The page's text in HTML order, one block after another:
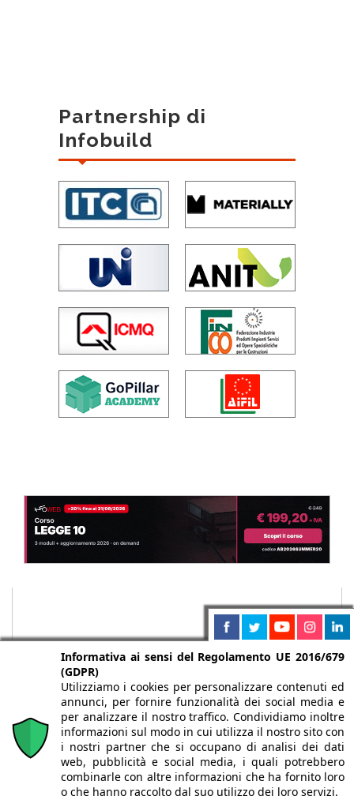
Partnership di
Infobuild
Chi siamo Autori Per la tua pubblicità
Iscriviti alla
newsletter
Informativa ai sensi del Regolamento UE 2016/679
(GDPR)
Utilizziamo i cookies per personalizzare contenuti ed
annunci, per fornire funzionalità dei social media e
per analizzare il nostro traffico. Condividiamo inoltre
informazioni sul modo in cui utilizza il nostro sito con
i nostri partner che si occupano di analisi dei dati
web, pubblicità e social media, i quali potrebbero
combinarle con altre informazioni che ha fornito loro
o che hanno raccolto dal suo utilizzo dei loro servizi.